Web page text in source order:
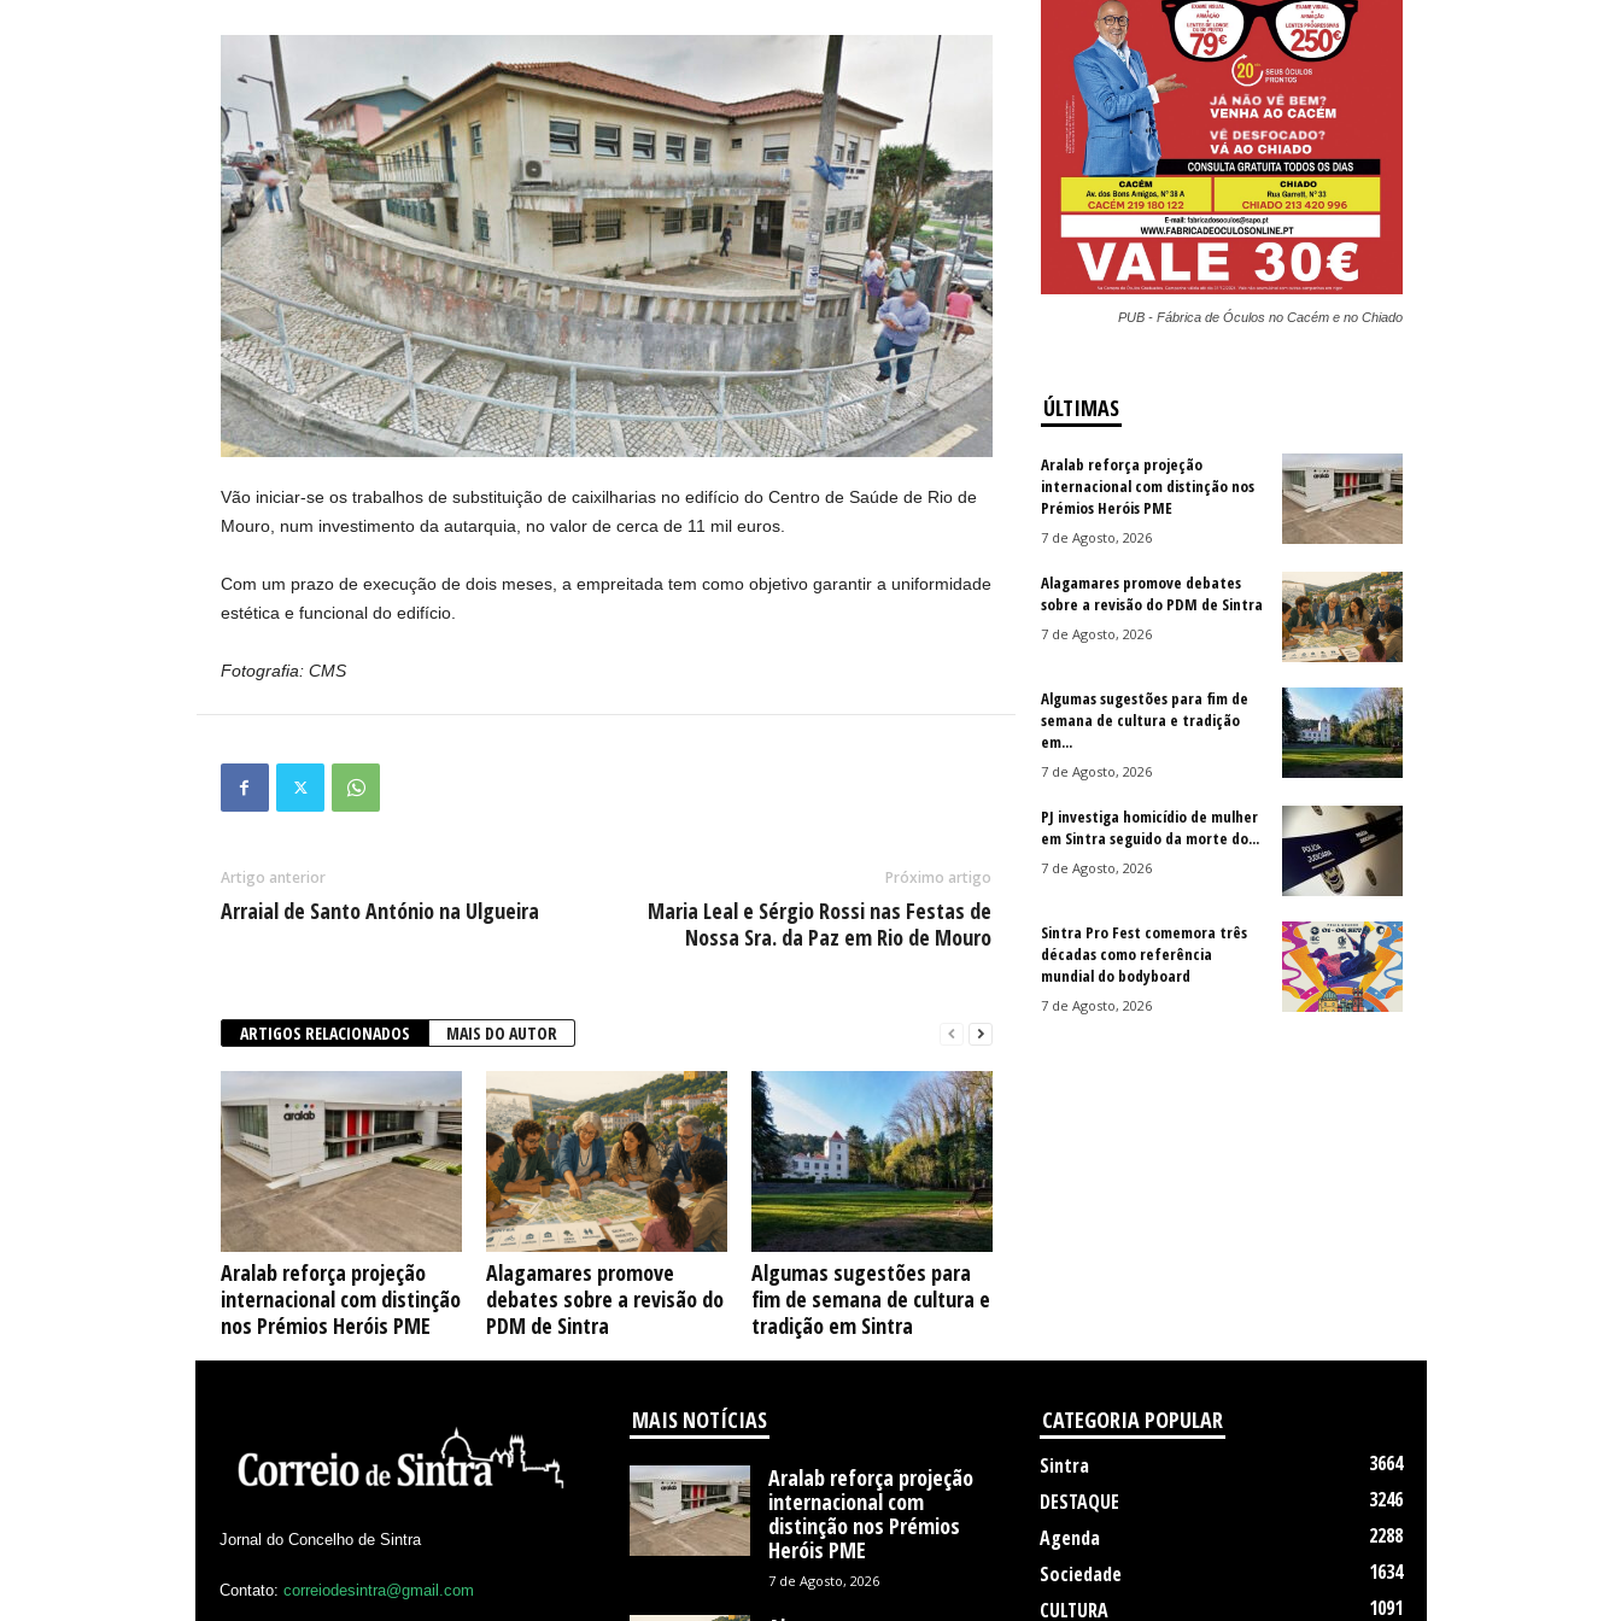
Vão iniciar-se os trabalhos de substituição de caixilharias no edifício do Centro de Saúde de Rio de
Mouro, num investimento da autarquia, no valor de cerca de 11 mil euros.
Com um prazo de execução de dois meses, a empreitada tem como objetivo garantir a uniformidade
estética e funcional do edifício.
Fotografia: CMS
Artigo anterior
Arraial de Santo António na Ulgueira
Próximo artigo
Maria Leal e Sérgio Rossi nas Festas de
Nossa Sra. da Paz em Rio de Mouro
ARTIGOS RELACIONADOS MAIS DO AUTOR
Aralab reforça projeção
internacional com distinção
nos Prémios Heróis PME
Alagamares promove
debates sobre a revisão do
PDM de Sintra
Algumas sugestões para
fim de semana de cultura e
tradição em Sintra
PUB - Fábrica de Óculos no Cacém e no Chiado
ÚLTIMAS
Aralab reforça projeção
internacional com distinção nos
Prémios Heróis PME
7 de Agosto, 2026
Alagamares promove debates
sobre a revisão do PDM de Sintra
7 de Agosto, 2026
Algumas sugestões para fim de
semana de cultura e tradição
em...
7 de Agosto, 2026
PJ investiga homicídio de mulher
em Sintra seguido da morte do...
7 de Agosto, 2026
Sintra Pro Fest comemora três
décadas como referência
mundial do bodyboard
7 de Agosto, 2026
Jornal do Concelho de Sintra
Contato: correiodesintra@gmail.com
MAIS NOTÍCIAS
Aralab reforça projeção
internacional com
distinção nos Prémios
Heróis PME
7 de Agosto, 2026
CATEGORIA POPULAR
Sintra
3664
DESTAQUE
3246
Agenda
2288
Sociedade
1634
CULTURA
1091